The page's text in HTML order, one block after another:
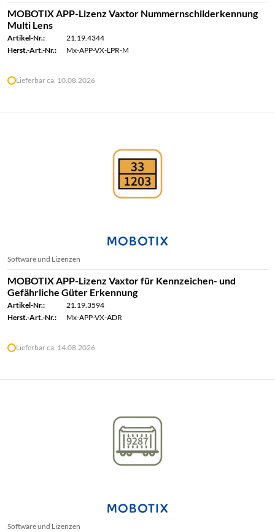
MOBOTIX APP-Lizenz Vaxtor Nummernschilderkennung
Multi Lens
Artikel-Nr.:
21.19.4344
Herst.-Art.-Nr.:
Mx-APP-VX-LPR-M
Lieferbar ca. 10.08.2026
Software und Lizenzen
MOBOTIX APP-Lizenz Vaxtor für Kennzeichen- und
Gefährliche Güter Erkennung
Artikel-Nr.:
21.19.3594
Herst.-Art.-Nr.:
Mx-APP-VX-ADR
Lieferbar ca. 14.08.2026
Software und Lizenzen